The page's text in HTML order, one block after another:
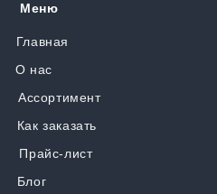
Главная
Меню
О нас
Ассортимент
Как заказать
Прайс-лист
Блог